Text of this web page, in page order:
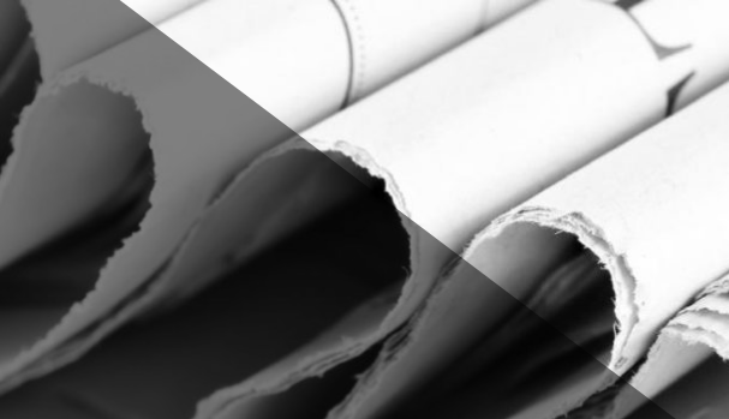
Skip
content